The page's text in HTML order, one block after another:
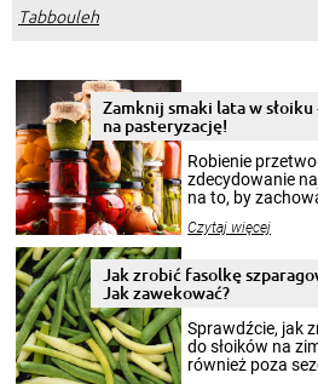
Tabbouleh
Zamknij smaki lata w słoiku
na pasteryzację!
Robienie
zdecydowanie
na to, by
krajobrazów, by
pełni poczuć
miesięcy.
patenty, które
przetworów.
Czytaj więcej
Jak zrobić fasolkę
Jak zawekować?
Sprawdźcie, jak
do słoików na
również poza